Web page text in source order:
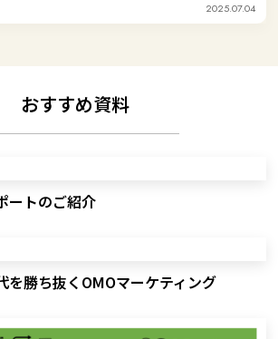
2025.07.04
おすすめ資料
ートのご紹介
を勝ち抜くOMOマーケティング